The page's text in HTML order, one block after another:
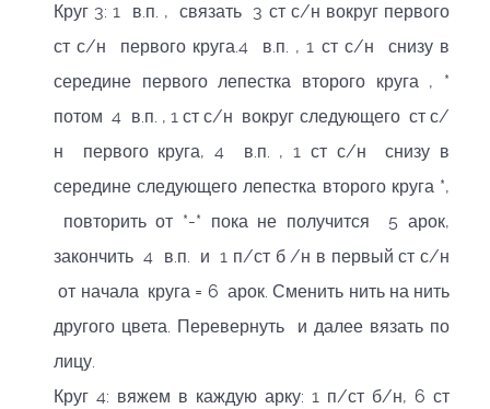
Круг 3: 1 в.п. , связать 3 ст с/н вокруг первого
ст с/н первого круга.4 в.п. , 1 ст с/н снизу в
середине первого лепестка второго круга , *
потом 4 в.п. , 1 ст с/н вокруг следующего ст с/
н первого круга, 4 в.п. , 1 ст с/н снизу в
середине следующего лепестка второго круга *,
повторить от *-* пока не получится 5 арок,
закончить 4 в.п. и 1 п/ст б /н в первый ст с/н
от начала круга = 6 арок. Сменить нить на нить
другого цвета. Перевернуть и далее вязать по
лицу.
Круг 4: вяжем в каждую арку: 1 п/ст б/н, 6 ст